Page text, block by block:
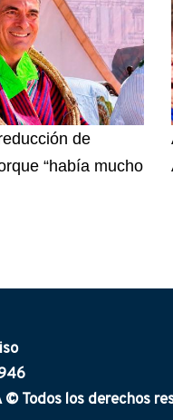
de
“había mucho
© Todos los derechos